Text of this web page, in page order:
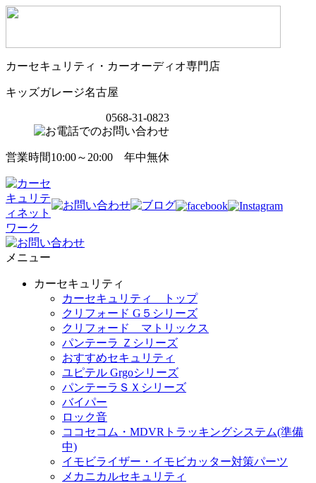
カーセキュリティ・カーオーディオ専門店
キッズガレージ名古屋
0568-31-0823
営業時間10:00～20:00 年中無休
メニュー
カーセキュリティ
カーセキュリティ トップ
クリフォード G５シリーズ
クリフォード マトリックス
パンテーラ Ｚシリーズ
おすすめセキュリティ
ユピテル Grgoシリーズ
パンテーラＳＸシリーズ
バイパー
ロック音
ココセコム・MDVRトラッキングシステム(準備
中)
イモビライザー・イモビカッター対策パーツ
メカニカルセキュリティ